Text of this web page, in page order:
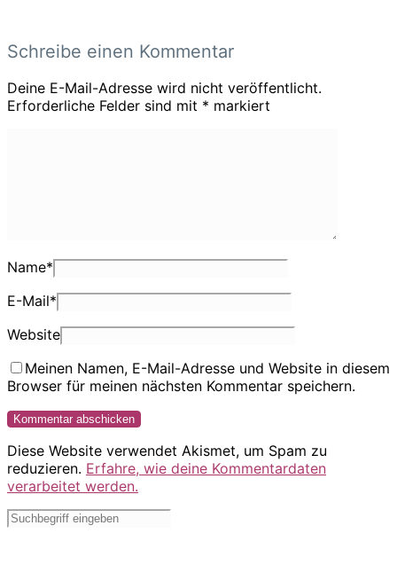
Schreibe einen Kommentar
Deine E-Mail-Adresse wird nicht veröffentlicht.
Erforderliche Felder sind mit * markiert
Name*
E-Mail*
Website
Meinen Namen, E-Mail-Adresse und Website in diesem
Browser für meinen nächsten Kommentar speichern.
Diese Website verwendet Akismet, um Spam zu
reduzieren. Erfahre, wie deine Kommentardaten
verarbeitet werden.